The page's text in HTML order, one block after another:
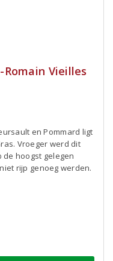
Vieilles
en Pommard ligt
Vroeger werd dit
hoogst gelegen
rijp genoeg werden.